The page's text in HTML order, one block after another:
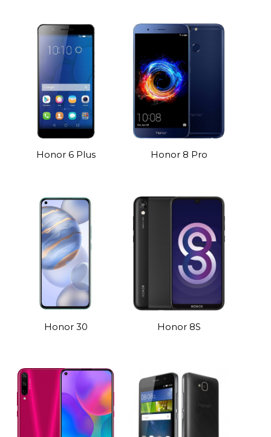
Honor 6 Plus Honor 8 Pro
Honor 30 Honor 8S